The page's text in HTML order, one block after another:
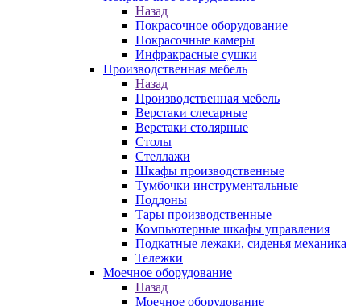
Назад
Покрасочное оборудование
Покрасочные камеры
Инфракрасные сушки
Производственная мебель
Назад
Производственная мебель
Верстаки слесарные
Верстаки столярные
Столы
Стеллажи
Шкафы производственные
Тумбочки инструментальные
Поддоны
Тары производственные
Компьютерные шкафы управления
Подкатные лежаки, сиденья механика
Тележки
Моечное оборудование
Назад
Моечное оборудование